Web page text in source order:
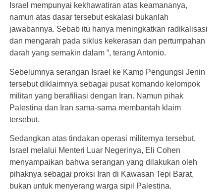
Israel mempunyai kekhawatiran atas keamananya,
namun atas dasar tersebut eskalasi bukanlah
jawabannya. Sebab itu hanya meningkatkan radikalisasi
dan mengarah pada siklus kekerasan dan pertumpahan
darah yang semakin dalam “, terang Antonio.
Sebelumnya serangan Israel ke Kamp Pengungsi Jenin
tersebut diklaimnya sebagai pusat komando kelompok
militan yang berafiliasi dengan Iran. Namun pihak
Palestina dan Iran sama-sama membantah klaim
tersebut.
Sedangkan atas tindakan operasi militernya tersebut,
Israel melalui Menteri Luar Negerinya, Eli Cohen
menyampaikan bahwa serangan yang dilakukan oleh
pihaknya sebagai proksi Iran di Kawasan Tepi Barat,
bukan untuk menyerang warga sipil Palestina.